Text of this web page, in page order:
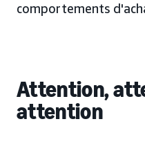
comportements
Attention,
attention